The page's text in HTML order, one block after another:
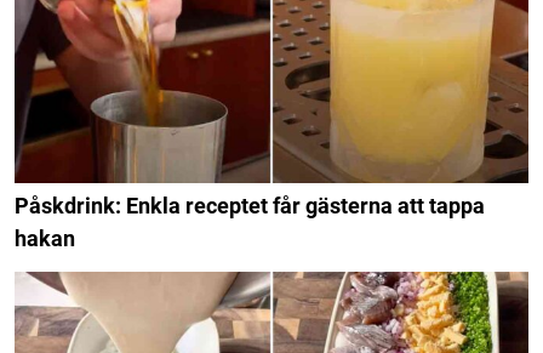
Påskdrink: Enkla receptet får gästerna att tappa
hakan